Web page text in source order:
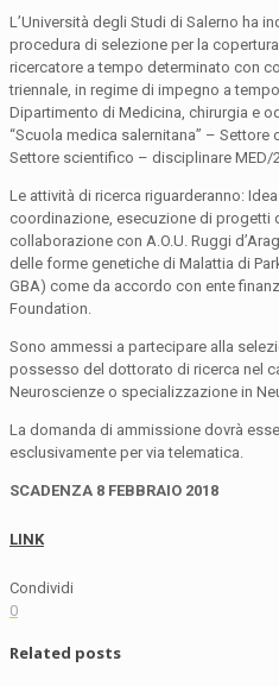
L’Università degli Studi di Salerno ha
procedura di selezione per la
ricercatore a tempo determinato con
triennale, in regime di impegno a
Dipartimento di Medicina, chirurgia e
“Scuola medica salernitana” – Settore
Settore scientifico – disciplinare MED/
Le attività di ricerca riguarderanno:
coordinazione, esecuzione di progetti
collaborazione con A.O.U. Ruggi
delle forme genetiche di Malattia di
GBA) come da accordo con ente
Foundation.
Sono ammessi a partecipare alla
possesso del dottorato di ricerca nel
Neuroscienze o specializzazione in
La domanda di ammissione dovrà
esclusivamente per via telematica.
SCADENZA 8 FEBBRAIO 2018
LINK
Condividi
0
Related posts